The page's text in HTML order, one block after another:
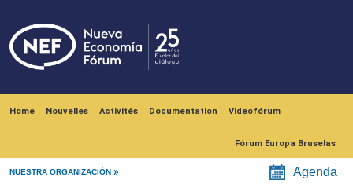
Home Nouvelles Activités Documentation Videofórum
Fórum Europa Bruselas
NUESTRA ORGANIZACIÓN Agenda
Menú noticias